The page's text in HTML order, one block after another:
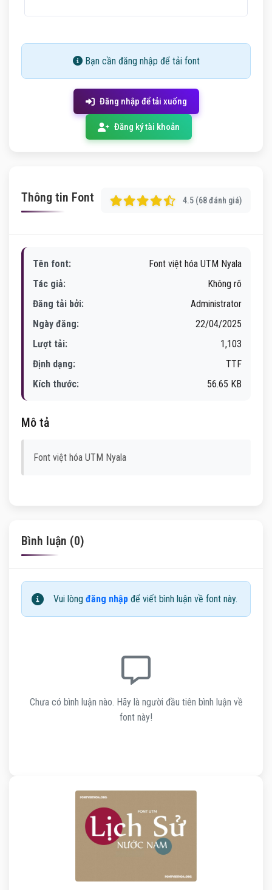
Bạn cần đăng nhập để tải font
Đăng nhập để tải xuống
Đăng ký tài khoản
Thông tin Font 4.5 (68 đánh giá)
Tên font:
Font việt hóa UTM Nyala
Tác giả:
Không rõ
Đăng tải bởi:
Administrator
Ngày đăng:
22/04/2025
Lượt tải:
1,103
Định dạng:
TTF
Kích thước:
56.65 KB
Mô tả
Font việt hóa UTM Nyala
Bình luận (0)
Vui lòng đăng nhập để viết bình luận về font này.
Chưa có bình luận nào. Hãy là người đầu tiên bình luận về
font này!